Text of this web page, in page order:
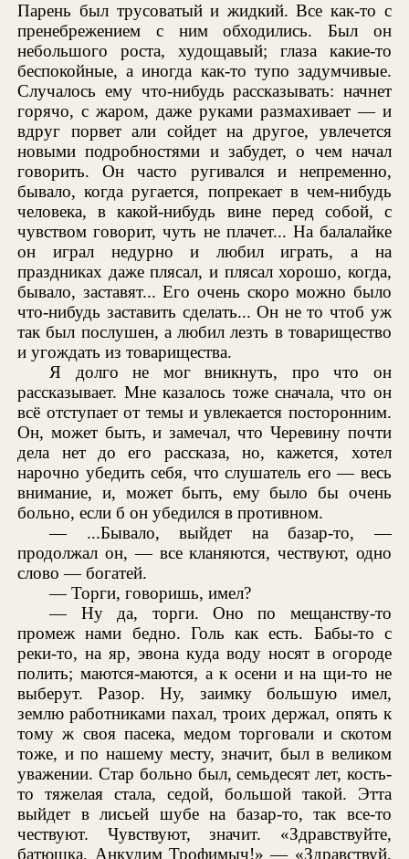
Парень был трусоватый и жидкий. Все как-то с
пренебрежением с ним обходились. Был он
небольшого роста, худощавый; глаза какие-то
беспокойные, а иногда как-то тупо задумчивые.
Случалось ему что-нибудь рассказывать: начнет
горячо, с жаром, даже руками размахивает — и
вдруг порвет али сойдет на другое, увлечется
новыми подробностями и забудет, о чем начал
говорить. Он часто ругивался и непременно,
бывало, когда ругается, попрекает в чем-нибудь
человека, в какой-нибудь вине перед собой, с
чувством говорит, чуть не плачет... На балалайке
он играл недурно и любил играть, а на
праздниках даже плясал, и плясал хорошо, когда,
бывало, заставят... Его очень скоро можно было
что-нибудь заставить сделать... Он не то чтоб уж
так был послушен, а любил лезть в товарищество
и угождать из товарищества.
Я долго не мог вникнуть, про что он
рассказывает. Мне казалось тоже сначала, что он
всё отступает от темы и увлекается посторонним.
Он, может быть, и замечал, что Черевину почти
дела нет до его рассказа, но, кажется, хотел
нарочно убедить себя, что слушатель его — весь
внимание, и, может быть, ему было бы очень
больно, если б он убедился в противном.
— ...Бывало, выйдет на базар-то, —
продолжал он, — все кланяются, чествуют, одно
слово — богатей.
— Торги, говоришь, имел?
— Ну да, торги. Оно по мещанству-то
промеж нами бедно. Голь как есть. Бабы-то с
реки-то, на яр, эвона куда воду носят в огороде
полить; маются-маются, а к осени и на щи-то не
выберут. Разор. Ну, заимку большую имел,
землю работниками пахал, троих держал, опять к
тому ж своя пасека, медом торговали и скотом
тоже, и по нашему месту, значит, был в великом
уважении. Стар больно был, семьдесят лет, кость-
то тяжелая стала, седой, большой такой. Этта
выйдет в лисьей шубе на базар-то, так все-то
чествуют. Чувствуют, значит. «Здравствуйте,
батюшка, Анкудим Трофимыч!» — «Здравствуй,